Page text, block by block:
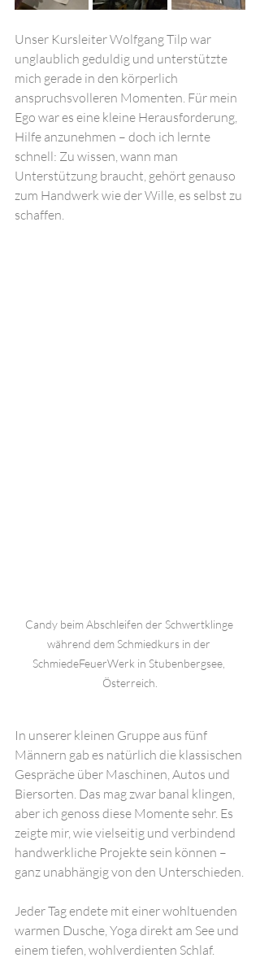
Unser Kursleiter Wolfgang Tilp war
unglaublich geduldig und unterstützte
mich gerade in den körperlich
anspruchsvolleren Momenten. Für mein
Ego war es eine kleine Herausforderung,
Hilfe anzunehmen – doch ich lernte
schnell: Zu wissen, wann man
Unterstützung braucht, gehört genauso
zum Handwerk wie der Wille, es selbst zu
schaffen.
Candy beim Abschleifen der Schwertklinge
während dem Schmiedkurs in der
SchmiedeFeuerWerk in Stubenbergsee,
Österreich.
In unserer kleinen Gruppe aus fünf
Männern gab es natürlich die klassischen
Gespräche über Maschinen, Autos und
Biersorten. Das mag zwar banal klingen,
aber ich genoss diese Momente sehr. Es
zeigte mir, wie vielseitig und verbindend
handwerkliche Projekte sein können –
ganz unabhängig von den Unterschieden.
Jeder Tag endete mit einer wohltuenden
warmen Dusche, Yoga direkt am See und
einem tiefen, wohlverdienten Schlaf.